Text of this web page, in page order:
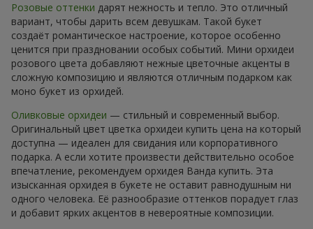
Розовые оттенки дарят нежность и тепло. Это отличный
вариант, чтобы дарить всем девушкам. Такой букет
создаёт романтическое настроение, которое особенно
ценится при праздновании особых событий. Мини орхидеи
розового цвета добавляют нежные цветочные акценты в
сложную композицию и являются отличным подарком как
моно букет из орхидей.
Оливковые орхидеи — стильный и современный выбор.
Оригинальный цвет цветка орхидеи купить цена на который
доступна — идеален для свидания или корпоративного
подарка. А если хотите произвести действительно особое
впечатление, рекомендуем орхидея Ванда купить. Эта
изысканная орхидея в букете не оставит равнодушным ни
одного человека. Её разнообразие оттенков порадует глаз
и добавит ярких акцентов в невероятные композиции.